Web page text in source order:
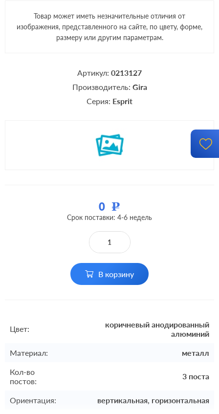
Товар может иметь незначительные отличия от
изображения, представленного на сайте, по цвету, форме,
размеру или другим параметрам.
Артикул: 0213127
Производитель: Gira
Серия: Esprit
0 Р
Срок поставки: 4-6 недель
В корзину
Цвет:
коричневый анодированный
алюминий
Материал: металл
Кол-во
постов:
3 поста
Ориентация: вертикальная, горизонтальная